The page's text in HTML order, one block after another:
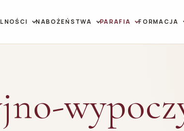
NABOŻEŃSTWA PARAFIA FORMACJA